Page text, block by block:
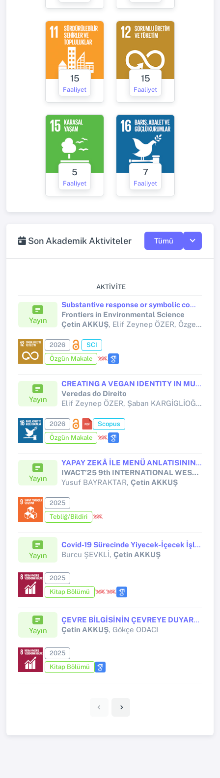
15
Faaliyet
15
Faaliyet
5
Faaliyet
7
Faaliyet
Son Akademik Aktiviteler Tümü
AKTIVITE
Yayın
Substantive response or symbolic compliance? sustainability disclosure and environmental and social accountability in publicly listed tourism firms
Frontiers in Environmental Science
Çetin AKKUŞ, Elif Zeynep ÖZER, Özge KORKMAZ, Eda YAYLA
2026
SCI
Özgün Makale
Yayın
CREATING A VEGAN IDENTITY IN MUĞLA GASTRONOMY BY DEVELOPING RECIPES WITH LOCAL PLANTS
Veredas do Direito
Elif Zeynep ÖZER, Şaban KARGİGLİOĞLU, Elif ERDEM,
2026
Scopus
Özgün Makale
Yayın
YAPAY ZEKÂ İLE MENÜ ANLATISININ DEŞİFRESİ: FINE DINING RESTORAN MENÜLERİNDE ANLAM MADENCİLİĞİ
IWACT’25 9th INTERNATIONAL WEST ASIA CONGRESS OF TOURISM RESEARCH
Yusuf BAYRAKTAR, Çetin AKKUŞ
2025
Tebliğ/Bildiri
Yayın
Covid-19 Sürecinde Yiyecek-İçecek İşletmelerine Gitme Niyetinde Kaygı Bozukluğunun Rolü
Burcu ŞEVKLİ, Çetin AKKUŞ
2025
Kitap Bölümü
Yayın
ÇEVRE BİLGİSİNİN ÇEVREYE DUYARLI DAVRANIŞA ETKİSİNDE PSİKOLOJİK SAHİPLENMENİN ARACILIK ROLÜ: ILGAZ DAĞI MİLLİ PARKI ZİYARETÇİLERİ ÜZERİNE BİR UYGULAMA
Çetin AKKUŞ, Gökçe ODACI
2025
Kitap Bölümü